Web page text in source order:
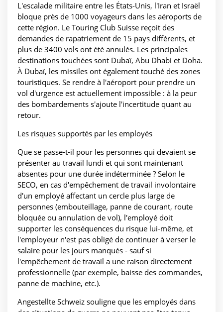
L'escalade militaire entre les États-Unis, l'Iran et Israël
bloque près de 1000 voyageurs dans les aéroports de
cette région. Le Touring Club Suisse reçoit des
demandes de rapatriement de 15 pays différents, et
plus de 3400 vols ont été annulés. Les principales
destinations touchées sont Dubaï, Abu Dhabi et Doha.
À Dubaï, les missiles ont également touché des zones
touristiques. Se rendre à l'aéroport pour prendre un
vol d'urgence est actuellement impossible : à la peur
des bombardements s'ajoute l'incertitude quant au
retour.
Les risques supportés par les employés
Que se passe-t-il pour les personnes qui devaient se
présenter au travail lundi et qui sont maintenant
absentes pour une durée indéterminée ? Selon le
SECO, en cas d'empêchement de travail involontaire
d'un employé affectant un cercle plus large de
personnes (embouteillage, panne de courant, route
bloquée ou annulation de vol), l'employé doit
supporter les conséquences du risque lui-même, et
l'employeur n'est pas obligé de continuer à verser le
salaire pour les jours manqués - sauf si
l'empêchement de travail a une raison directement
professionnelle (par exemple, baisse des commandes,
panne de machine, etc.).
Angestellte Schweiz souligne que les employés dans